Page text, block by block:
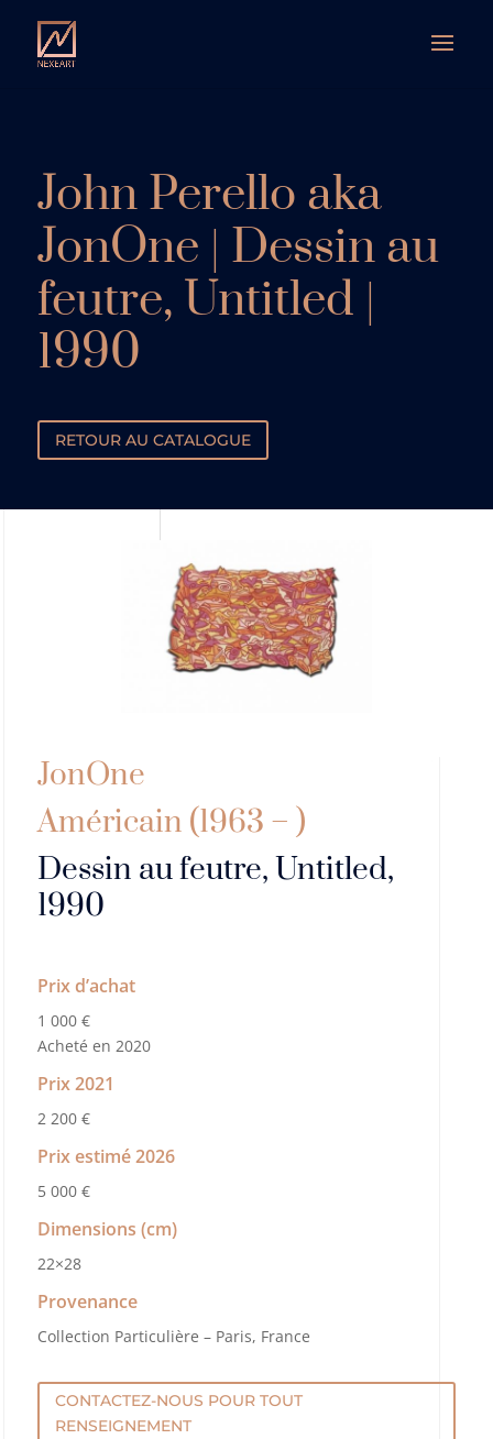
John Perello aka
JonOne | Dessin au
feutre, Untitled |
1990
RETOUR AU CATALOGUE
JonOne
Américain (1963 – )
Dessin au feutre, Untitled,
1990
Prix d’achat
1 000 €
Acheté en 2020
Prix 2021
2 200 €
Prix estimé 2026
5 000 €
Dimensions (cm)
22×28
Provenance
Collection Particulière – Paris, France
CONTACTEZ-NOUS POUR TOUT
RENSEIGNEMENT